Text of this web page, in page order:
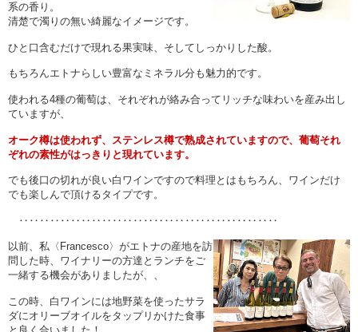
系の香り。
清楚で濁りの無い綺麗なイメージです。
ひと口含むだけで現れる果実味、そしてしっかりした酸。
もちろんエトナらしい豊富なミネラル分も魅力的です。
使われる4種の葡萄は、それぞれが絡み合ってリッチな味わいを産み出し
ていますが、
オーク樽は使われず、ステンレス樽で熟成されていますので、葡萄それ
ぞれの素性がはっきりと現れています。
でも後口の切れが良い白ワインですので料理とはもちろん、ワインだけ
でも楽しんで頂けるタイプです。
‥‥‥‥‥‥‥‥‥‥‥‥‥‥‥‥‥‥‥‥‥‥‥‥‥
以前、私〈Francesco〉がエトナの産地を訪
問した時、ワイナリーの方達とランチをご
一緒する機会がありましたが、、
この時、白ワインには地野菜を使ったサラ
ダにオリーブオイルをタップリかけた食事